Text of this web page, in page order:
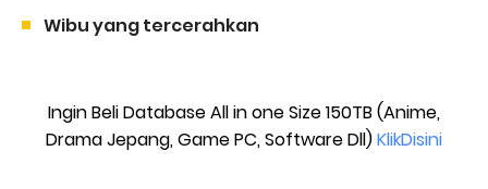
Wibu yang tercerahkan
Ingin Beli Database All in one Size 150TB (Anime,
Drama Jepang, Game PC, Software Dll)KlikDisini